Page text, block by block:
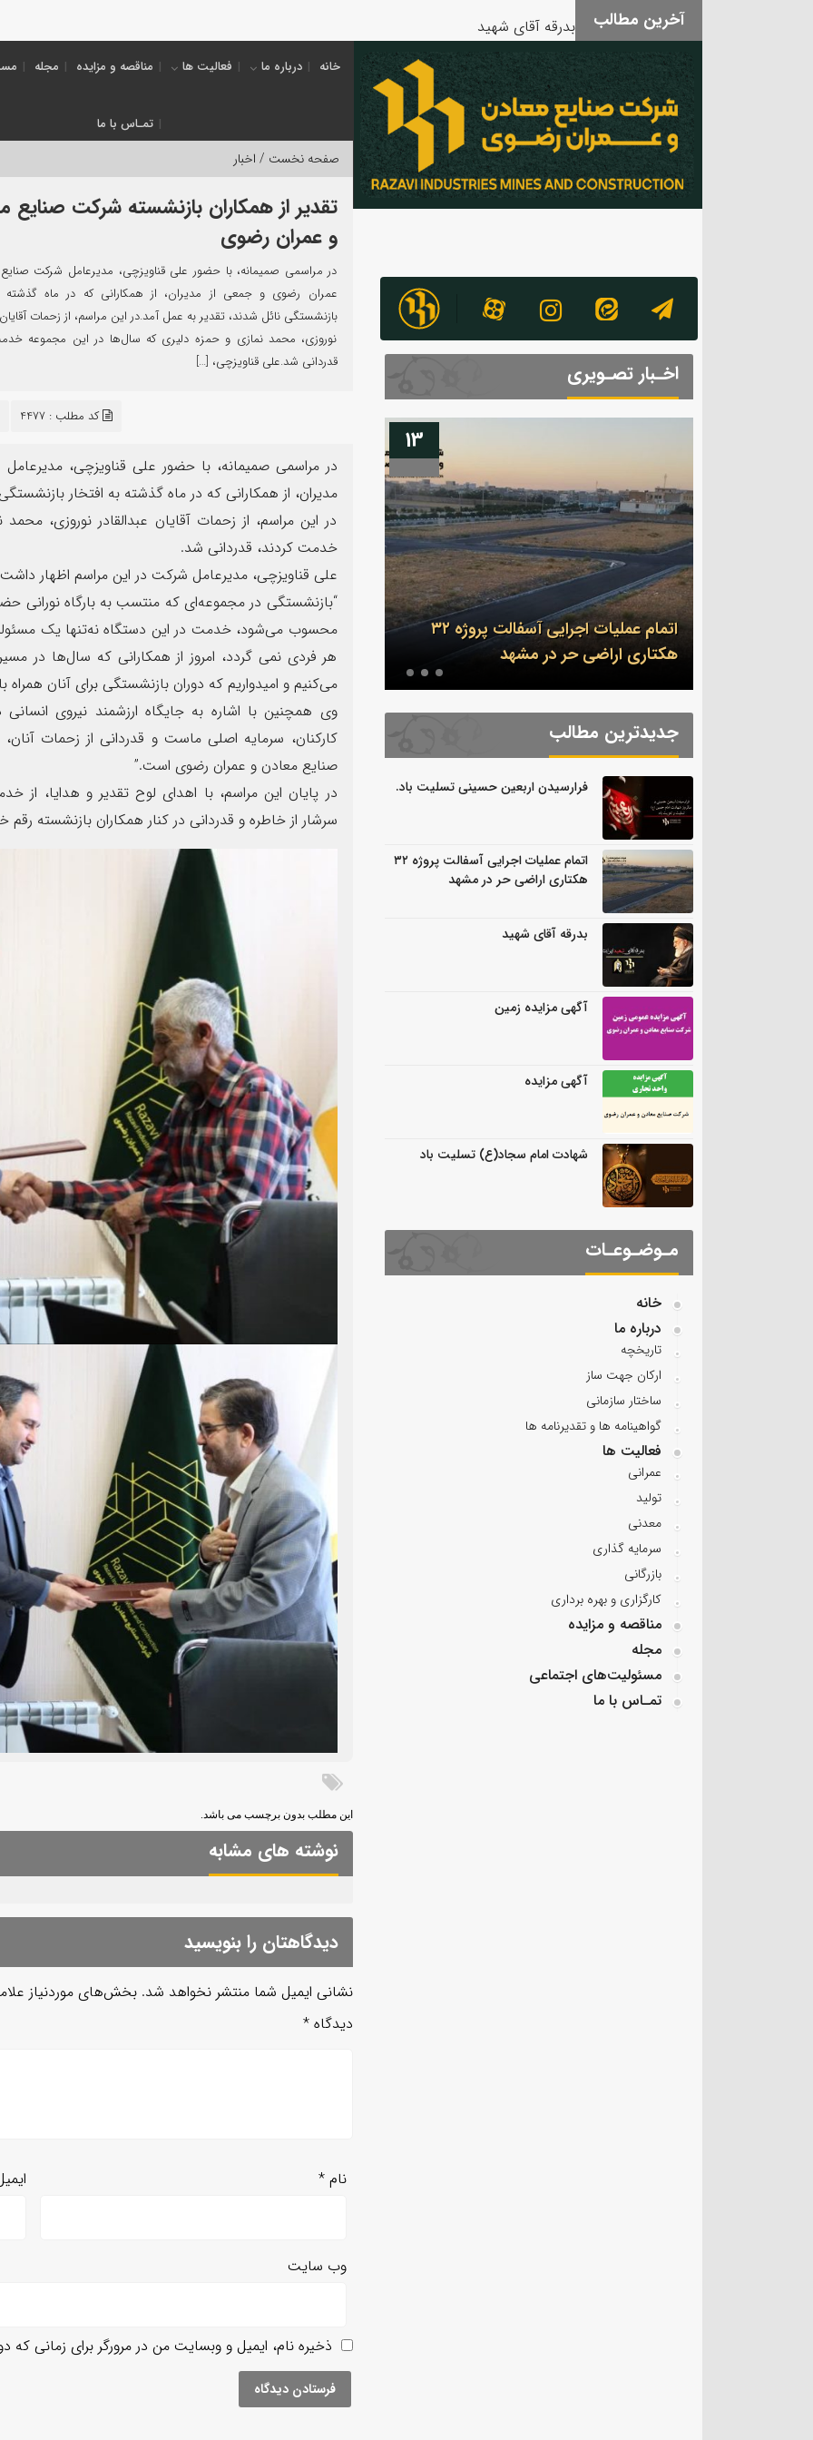
آخرین مطالب بدرقه آقای شهید
خانه درباره ما فعالیت ها مناقصه و مزایده مجله
تمـاس با ما
صفحه نخست / اخبار
تقدیر از همکاران بازنشسته شرکت صنایع
و عمران رضوی
در مراسمی صمیمانه، با حضور علی قناویزچی، مدیرعامل شرکت
عمران رضوی و جمعی از مدیران، از همکارانی که در ماه گذشته
بازنشستگی نائل شدند، تقدیر به عمل آمد.در این مراسم، از زحمات آقایان
نوروزی، محمد نمازی و حمزه دلیری که سال‌ها در این مجموعه
قدردانی شد.علی قناویزچی، […]
کد مطلب : 4477
در مراسمی صمیمانه، با حضور علی قناویزچی،
مدیران، از همکارانی که در ماه گذشته به افتخار
در این مراسم، از زحمات آقایان عبدالقادر نوروزی،
خدمت کردند، قدردانی شد.
علی قناویزچی، مدیرعامل شرکت در این مراسم اظهار
“بازنشستگی در مجموعه‌ای که منتسب به بارگاه نورانی
محسوب می‌شود، خدمت در این دستگاه نه‌تنها یک
هر فردی نمی گردد، امروز از همکارانی که سال‌ها در
می‌کنیم و امیدواریم که دوران بازنشستگی برای آنان
وی همچنین با اشاره به جایگاه ارزشمند نیروی
کارکنان، سرمایه اصلی ماست و قدردانی از زحمات
صنایع معادن و عمران رضوی است.”
در پایان این مراسم، با اهدای لوح تقدیر و هدایا،
سرشار از خاطره و قدردانی در کنار همکاران بازنشسته رقم
این مطلب بدون برچسب می باشد.
نوشته های مشابه
دیدگاهتان را بنویسید
نشانی ایمیل شما منتشر نخواهد شد. بخش‌های موردنیاز
دیدگاه *
نام*
وب‌ سایت
ذخیره نام، ایمیل و وبسایت من در مرورگر برای زمانی که
اخـبار تصـویری
13
اتمام عملیات اجرایی آسفالت پروژه ۳۲
هکتاری اراضی حر در مشهد
بدرقه آقای شهید
جدیدترین مطالب
فرارسیدن اربعین حسینی تسلیت باد.
اتمام عملیات اجرایی آسفالت پروژه ۳۲
هکتاری اراضی حر در مشهد
بدرقه آقای شهید
آگهی مزایده زمین
آگهی مزایده
شهادت امام سجاد(ع) تسلیت باد
مـوضـوعـات
خانه
درباره ما
تاریخچه
ارکان جهت ساز
ساختار سازمانی
گواهینامه ها و تقدیرنامه ها
فعالیت ها
عمرانی
تولید
معدنی
سرمایه گذاری
بازرگانی
کارگزاری و بهره برداری
مناقصه و مزایده
مجله
مسئولیت‌های اجتماعی
تمـاس با ما